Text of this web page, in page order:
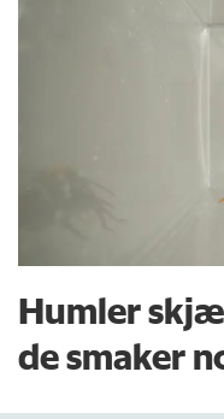
Humler
de smaker